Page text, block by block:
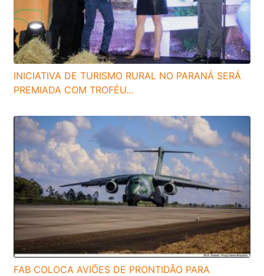
INICIATIVA DE TURISMO RURAL NO PARANÁ SERÁ
PREMIADA COM TROFÉU...
FAB COLOCA AVIÕES DE PRONTIDÃO PARA